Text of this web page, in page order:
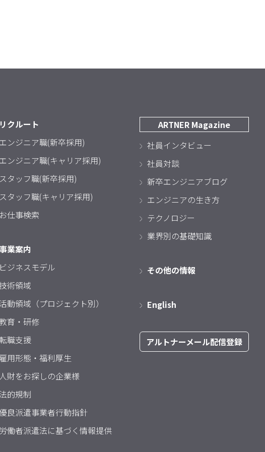
リクルート
エンジニア職(新卒採用)
エンジニア職(キャリア採用)
スタッフ職(新卒採用)
スタッフ職(キャリア採用)
お仕事検索
業案内
ビジネスモデル
術領域
動領域（プロジェクト別）
育・研修
職支援
雇用形態・福利厚生
人財をお探しの企業様
的規制
優良派遣事業者行動指針
労働者派遣法に基づく情報提供
ARTNER Magazine
社員インタビュー
社員対談
新卒エンジニアブログ
エンジニアの生き方
テクノロジー
業界別の基礎知識
その他の情報
English
アルトナーメール配信登録